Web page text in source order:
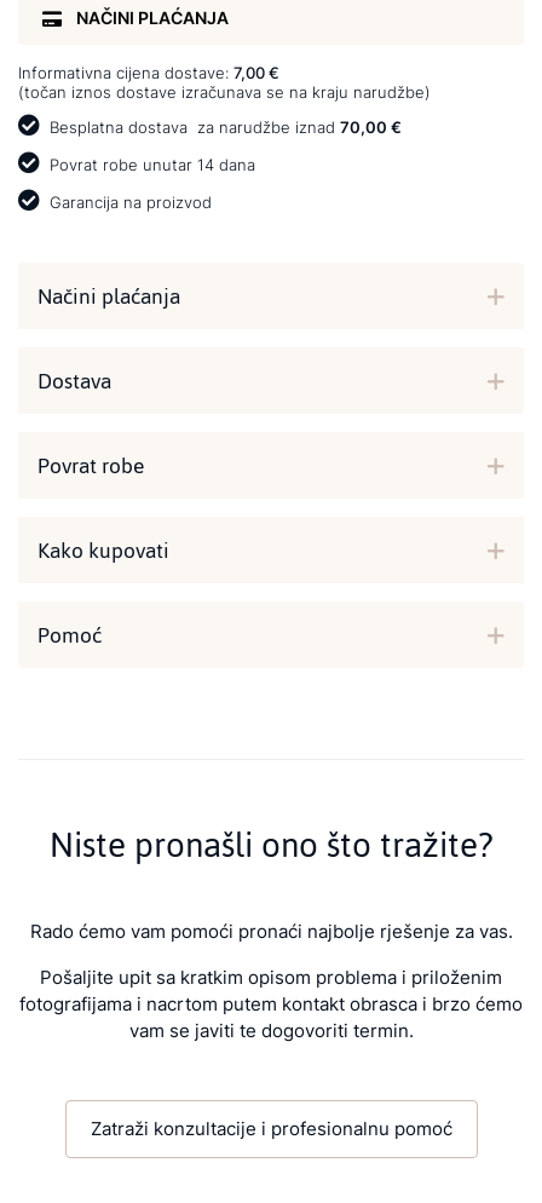
NAČINI PLAĆANJA
Informativna cijena dostave: 7,00 €
(točan iznos dostave izračunava se na kraju narudžbe)
Besplatna dostava za narudžbe iznad 70,00 €
Povrat robe unutar 14 dana
Garancija na proizvod
Načini plaćanja
Dostava
Povrat robe
Kako kupovati
Pomoć
Niste pronašli ono što tražite?
Rado ćemo vam pomoći pronaći najbolje rješenje za vas.
Pošaljite upit sa kratkim opisom problema i priloženim
fotografijama i nacrtom putem kontakt obrasca i brzo ćemo
vam se javiti te dogovoriti termin.
Zatraži konzultacije i profesionalnu pomoć